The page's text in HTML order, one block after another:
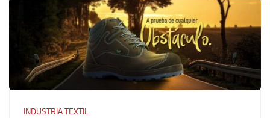
INDUSTRIA TEXTIL